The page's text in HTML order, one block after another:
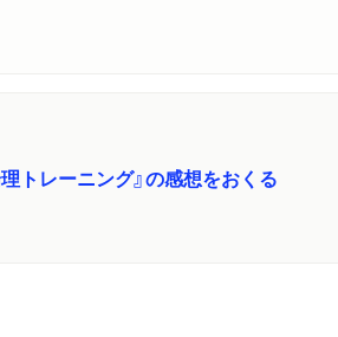
理トレーニング』の感想をおくる